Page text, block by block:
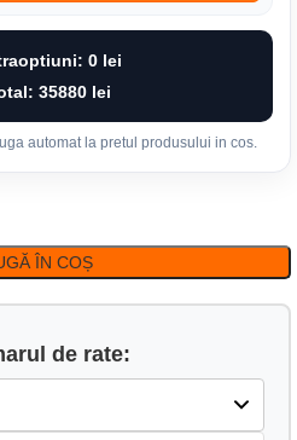
0 lei
35880 lei
automat la pretul produsului in cos.
ÎN COȘ
de rate: